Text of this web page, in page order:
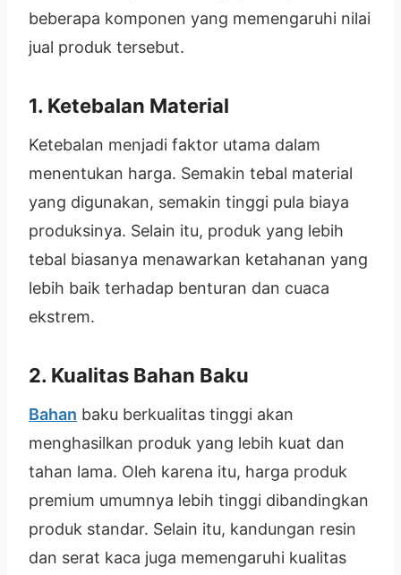
beberapa komponen yang memengaruhi nilai
jual produk tersebut.
1. Ketebalan Material
Ketebalan menjadi faktor utama dalam
menentukan harga. Semakin tebal material
yang digunakan, semakin tinggi pula biaya
produksinya. Selain itu, produk yang lebih
tebal biasanya menawarkan ketahanan yang
lebih baik terhadap benturan dan cuaca
ekstrem.
2. Kualitas Bahan Baku
Bahan baku berkualitas tinggi akan
menghasilkan produk yang lebih kuat dan
tahan lama. Oleh karena itu, harga produk
premium umumnya lebih tinggi dibandingkan
produk standar. Selain itu, kandungan resin
dan serat kaca juga memengaruhi kualitas